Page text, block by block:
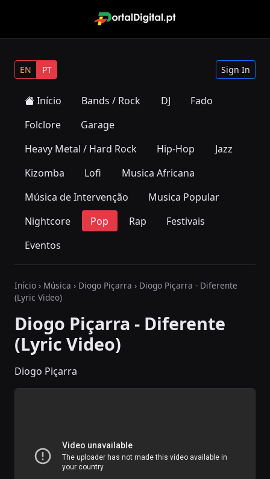
EN PT Sign In
Início Bands / Rock DJ
Fado
Folclore
Garage
Heavy Metal / Hard Rock
Hip-Hop
Jazz
Kizomba
Lofi
Musica Africana
Música de Intervenção
Musica Popular
Nightcore
Pop Rap
Festivais
Eventos
Início › Música › Diogo Piçarra › Diogo Piçarra - Diferente
(Lyric Video)
Diogo Piçarra - Diferente
(Lyric Video)
Diogo Piçarra